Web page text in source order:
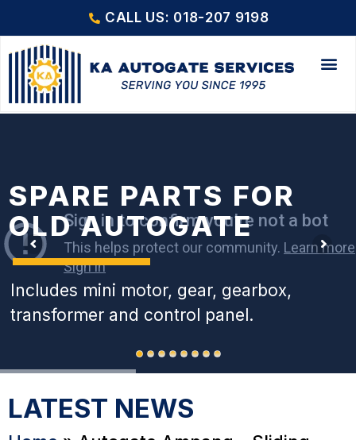
CALL US: 018-207 9198
SPARE PARTS FOR
OLD AUTOGATE
Includes mini motor, gear, gearbox,
transformer and control panel.
LATEST NEWS